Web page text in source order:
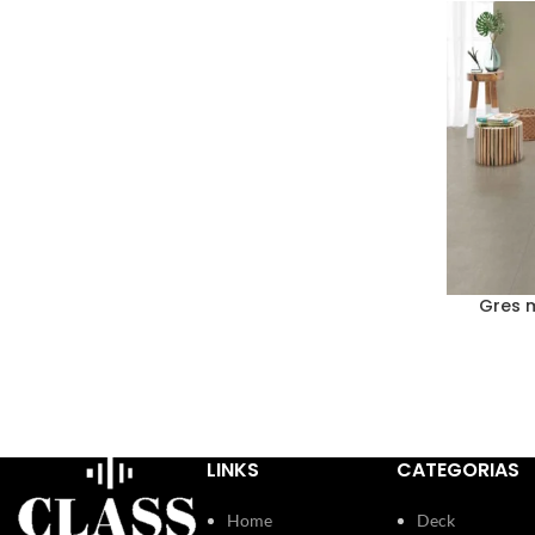
Gres
GRES
LINKS
Home
CATEGORIAS
Deck